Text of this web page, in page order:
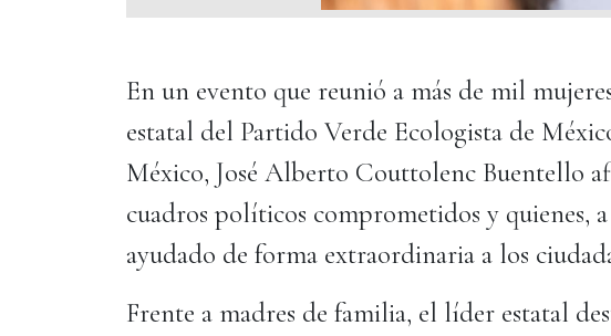
En un evento que reunió a más de mil
estatal del Partido Verde Ecologista de
México, José Alberto Couttolenc Buentello
cuadros políticos comprometidos y quienes,
ayudado de forma extraordinaria a los
Frente a madres de familia, el líder estatal